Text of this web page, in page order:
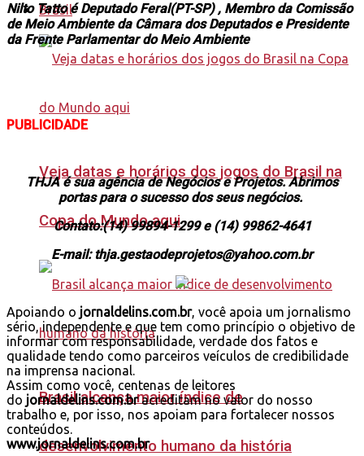
Brasil
Veja datas e horários dos jogos do Brasil na
Copa do Mundo aqui
Brasil alcança maior índice de
desenvolvimento humano da história
Nilto Tatto é Deputado Feral(PT-SP) , Membro da Comissão
de Meio Ambiente da Câmara dos Deputados e Presidente
da Frente Parlamentar do Meio Ambiente
PUBLICIDADE
THJA é sua agência de Negócios e Projetos. Abrimos
portas para o sucesso dos seus negócios.
Contato:(14) 99894-1299 e (14) 99862-4641
E-mail: thja.gestaodeprojetos@yahoo.com.br
Apoiando o jornaldelins.com.br, você apoia um jornalismo
sério, independente e que tem como princípio o objetivo de
informar com responsabilidade, verdade dos fatos e
qualidade tendo como parceiros veículos de credibilidade
na imprensa nacional.
Assim como você, centenas de leitores
do jornaldelins.com.bracreditam no valor do nosso
trabalho e, por isso, nos apoiam para fortalecer nossos
conteúdos.
www.jornaldelins.com.br